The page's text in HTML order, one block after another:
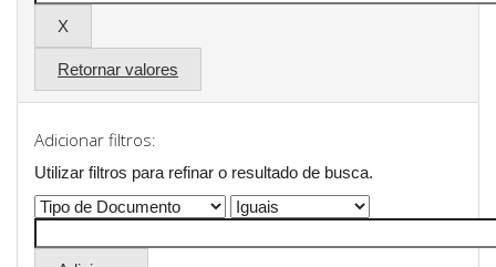
Retornar valores
Adicionar filtros:
Utilizar filtros para refinar o resultado de busca.